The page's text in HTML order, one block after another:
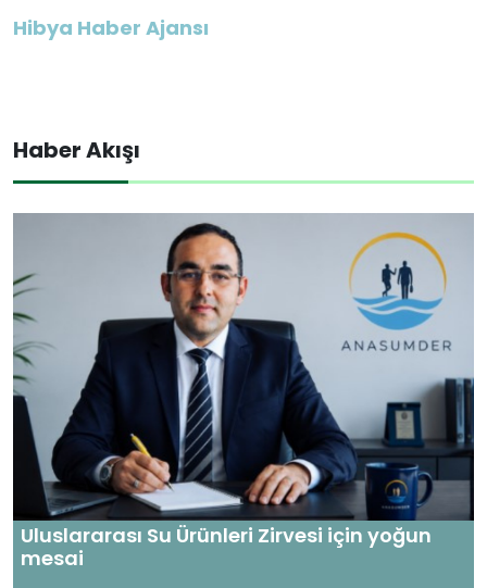
Hibya Haber Ajansı
Haber Akışı
Uluslararası Su Ürünleri Zirvesi için yoğun
mesai